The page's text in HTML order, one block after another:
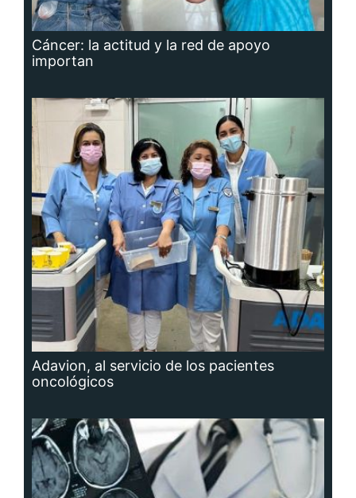
Cáncer: la actitud y la red de apoyo
importan
Adavion, al servicio de los pacientes
oncológicos